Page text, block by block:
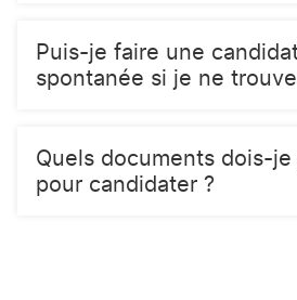
Puis-je faire une
spontanée si je ne trouve
Quels documents dois-
pour candidater ?